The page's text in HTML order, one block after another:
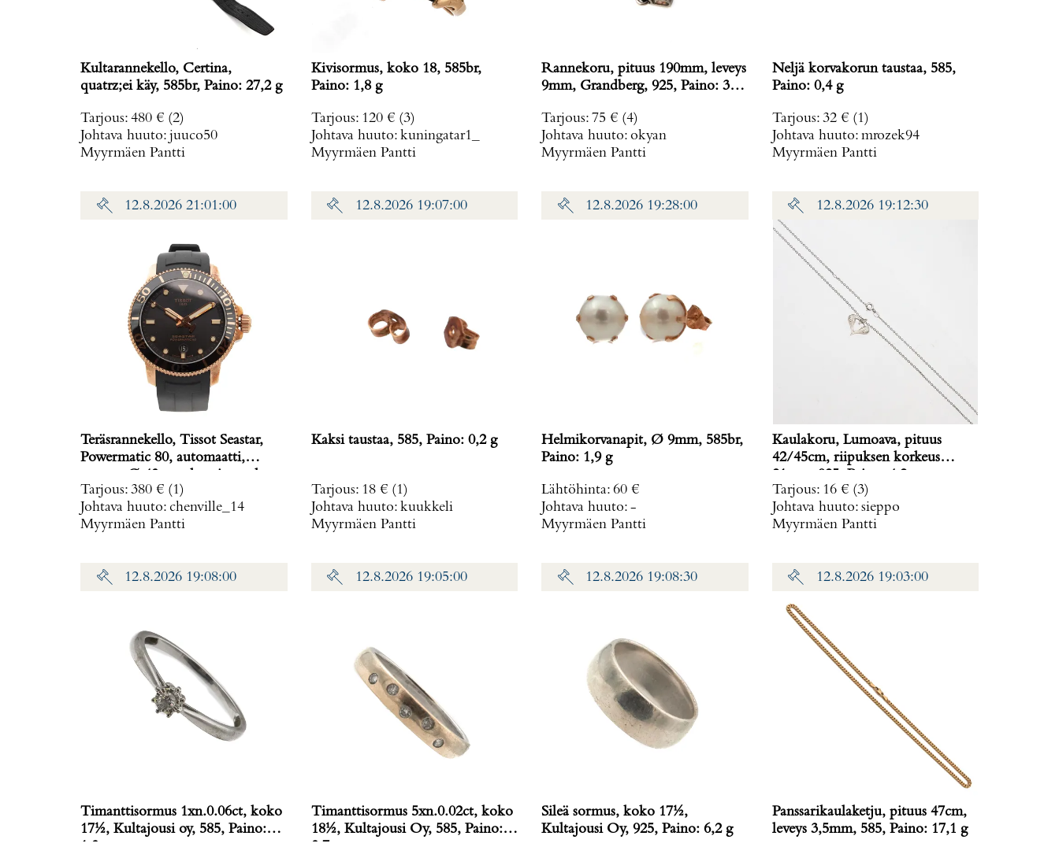
Kultarannekello, Certina,
quatrz;ei käy, 585br, Paino: 27,2 g
Tarjous: 480 € (2)
Johtava huuto: juuco50
Myyrmäen Pantti
Kivisormus, koko 18, 585br,
Paino: 1,8 g
Tarjous: 120 € (3)
Johtava huuto: kuningatar1_
Myyrmäen Pantti
Rannekoru, pituus 190mm, leveys
9mm, Grandberg, 925, Paino: 38,2
Tarjous: 75 € (4)
Johtava huuto: okyan
Myyrmäen Pantti
Neljä korvakorun taustaa, 585,
Paino: 0,4 g
Tarjous: 32 € (1)
Johtava huuto: mrozek94
Myyrmäen Pantti
12.8.2026 21:01:00
Teräsrannekello, Tissot Seastar,
Powermatic 80, automaatti,
ref. T120407A,
Tarjous: 380 € (1)
Johtava huuto: chenville_14
Myyrmäen Pantti
12.8.2026 19:07:00
Kaksi taustaa, 585, Paino: 0,2 g
Tarjous: 18 € (1)
Johtava huuto: kuukkeli
Myyrmäen Pantti
12.8.2026 19:28:00
Helmikorvanapit, Ø 9mm, 585br,
Paino: 1,9 g
Lähtöhinta: 60 €
Johtava huuto: -
Myyrmäen Pantti
12.8.2026 19:12:30
Kaulakoru, Lumoava, pituus
42/45cm, riipuksen korkeus
Tarjous: 16 € (3)
Johtava huuto: sieppo
Myyrmäen Pantti
12.8.2026 19:08:00
Timanttisormus 1xn.0.06ct, koko
17½, Kultajousi oy, 585, Paino:
12.8.2026 19:05:00
Timanttisormus 5xn.0.02ct, koko
18½, Kultajousi Oy, 585, Paino:
12.8.2026 19:08:30
Sileä sormus, koko 17½,
Kultajousi Oy, 925, Paino: 6,2 g
12.8.2026 19:03:00
Panssarikaulaketju, pituus 47cm,
leveys 3,5mm, 585, Paino: 17,1 g